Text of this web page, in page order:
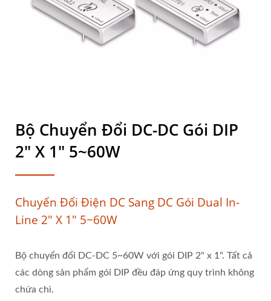
Bộ Chuyển Đổi DC-DC Gói DIP
2" X 1" 5~60W
Chuyển Đổi Điện DC Sang DC Gói Dual In-
Line 2" X 1" 5~60W
Bộ chuyển đổi DC-DC 5~60W với gói DIP 2" x 1". Tất cả
các dòng sản phẩm gói DIP đều đáp ứng quy trình không
chứa chì.